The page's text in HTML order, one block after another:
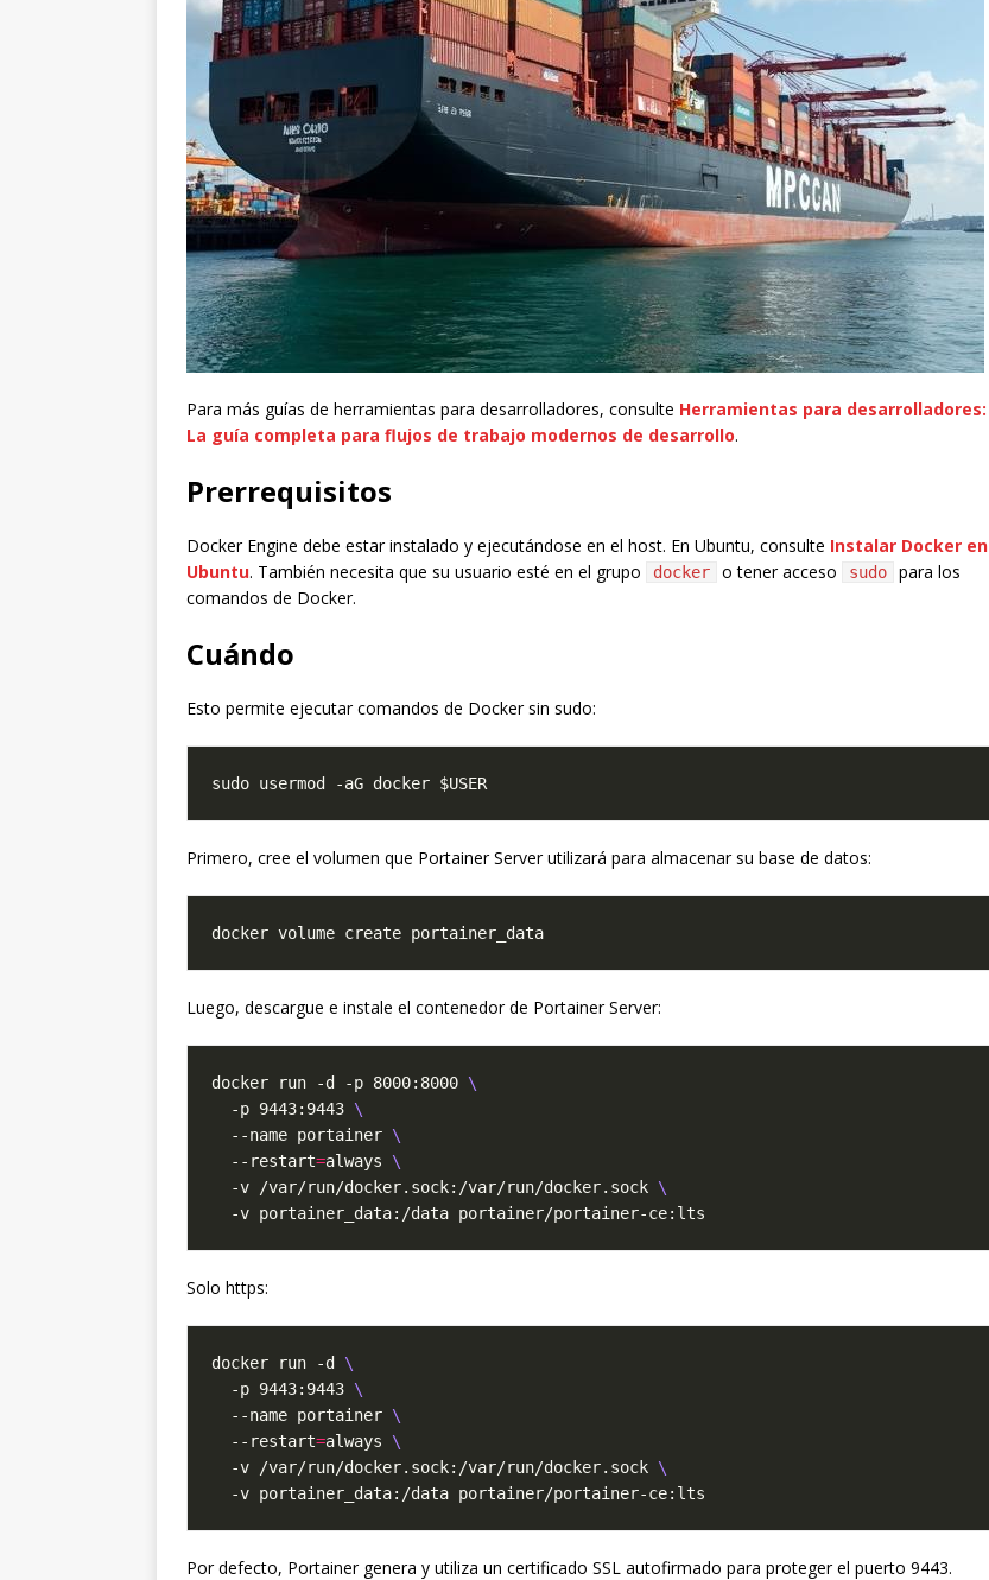
Para más guías de herramientas para desarrolladores, consulte Herramientas para desarrolladores:
La guía completa para flujos de trabajo modernos de desarrollo.
Prerrequisitos
Docker Engine debe estar instalado y ejecutándose en el host. En Ubuntu, consulte Instalar Docker en
Ubuntu. También necesita que su usuario esté en el grupo docker o tener acceso sudo
para los
comandos de Docker.
Cuándo
Esto permite ejecutar comandos de Docker sin sudo:
Primero, cree el volumen que Portainer Server utilizará para almacenar su base de datos:
Luego, descargue e instale el contenedor de Portainer Server:
docker run -d -p 8000:8000
  -p 9443:9443
  --name portainer
  --restart
=always
  -v /var/run/docker.sock:/var/run/docker.sock
Solo https:
docker run -d
  -p 9443:9443
  --name portainer
  --restart
=always
  -v /var/run/docker.sock:/var/run/docker.sock
Por defecto, Portainer genera y utiliza un certificado SSL autofirmado para proteger el puerto 9443.